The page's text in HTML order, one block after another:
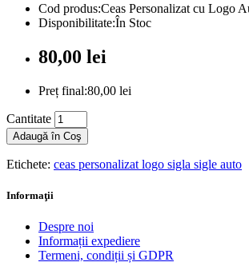
Cod produs:Ceas Personalizat cu Logo
Disponibilitate:În Stoc
80,00 lei
Preț final:80,00 lei
Cantitate
Adaugă în Coş
Etichete: ceas personalizat logo sigla sigle auto
Informaţii
Despre noi
Informații expediere
Termeni, condiții și GDPR